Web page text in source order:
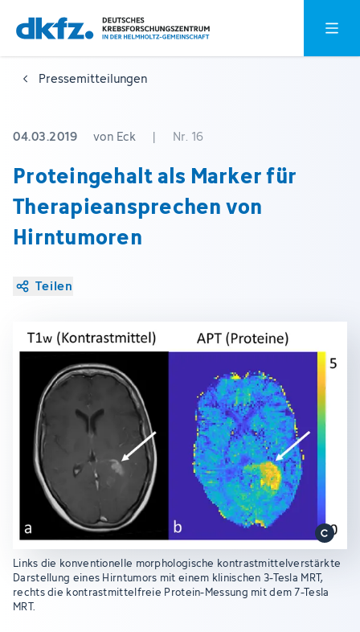
Zum
Hauptinhalt
springen
Zur
Fußzeile
springen
Pressemitteilungen
04.03.2019 von Eck | Nr. 16
Proteingehalt als Marker für
Therapieansprechen von
Hirntumoren
Teilen
Links die konventionelle morphologische kontrastmittelverstärkte
Darstellung eines Hirntumors mit einem klinischen 3-Tesla MRT,
rechts die kontrastmittelfreie Protein-Messung mit dem 7-Tesla
MRT.